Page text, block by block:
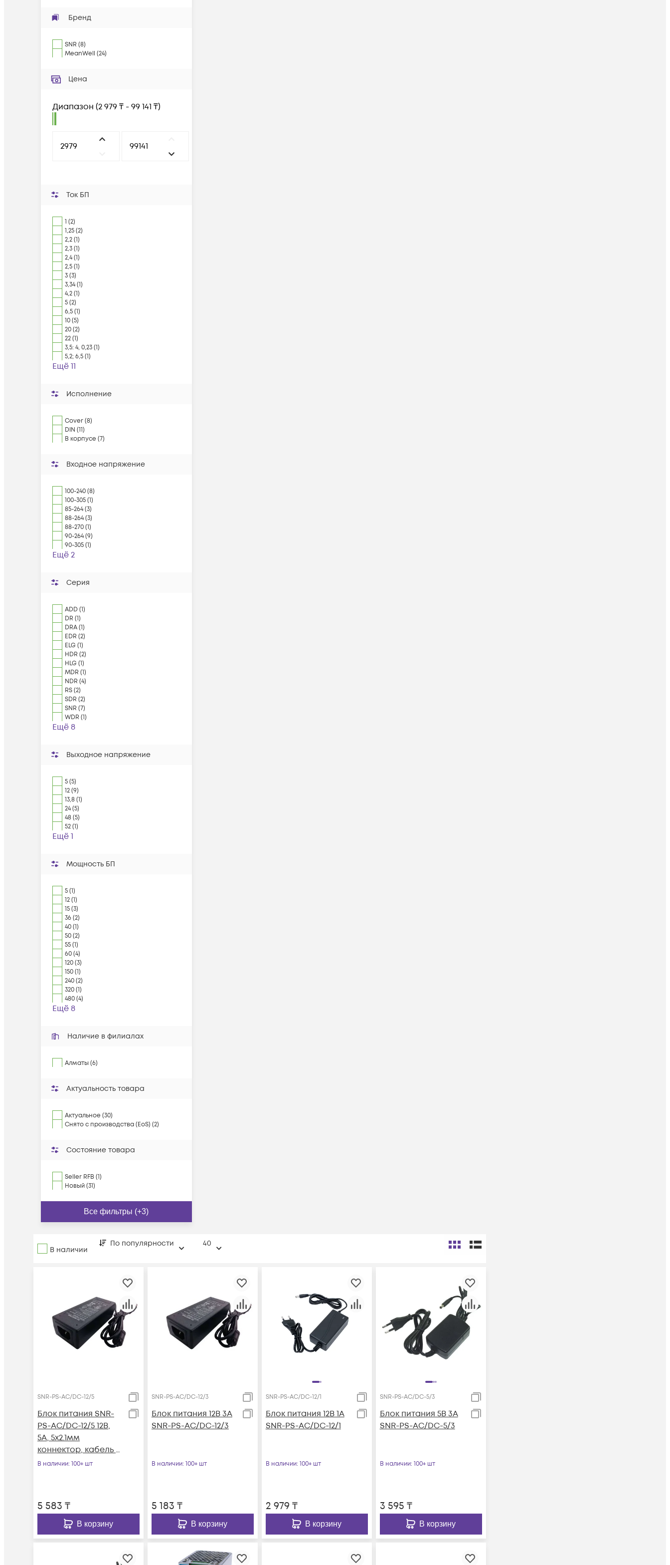
Бренд
SNR (8)
MeanWell (24)
Цена
Диапазон (2 979 ₸ - 99 141 ₸)
Ток БП
1 (2)
1,25 (2)
2,2 (1)
2,3 (1)
2,4 (1)
2,5 (1)
3 (3)
3,34 (1)
4,2 (1)
5 (2)
6,5 (1)
10 (5)
20 (2)
22 (1)
3,5: 4, 0,23 (1)
5,2; 6,5 (1)
Ещё 11
Исполнение
Cover (8)
DIN (11)
В корпусе (7)
Входное напряжение
100-240 (8)
100-305 (1)
85-264 (3)
88-264 (3)
88-270 (1)
90-264 (9)
90-305 (1)
Ещё 2
Серия
ADD (1)
DR (1)
DRA (1)
EDR (2)
ELG (1)
HDR (2)
HLG (1)
MDR (1)
NDR (4)
RS (2)
SDR (2)
SNR (7)
WDR (1)
Ещё 8
Выходное напряжение
5 (5)
12 (9)
13,8 (1)
24 (5)
48 (5)
52 (1)
Ещё 1
Мощность БП
5 (1)
12 (1)
15 (3)
36 (2)
40 (1)
50 (2)
55 (1)
60 (4)
120 (3)
150 (1)
240 (2)
320 (1)
480 (4)
Ещё 8
Наличие в филиалах
Алматы (6)
Актуальность товара
Актуальное (30)
Снято с производства (EoS) (2)
Состояние товара
Seller RFB (1)
Новый (31)
Все фильтры (+3)
В наличии
По популярности 40
SNR-PS-AC/DC-12/5
Блок питания SNR-
PS-AC/DC-12/5 12В,
5А, 5x2.1мм
коннектор, кабель с
вилкой для подкл. к
В наличии: 100+ шт
5 583 ₸
В корзину
SNR-PS-AC/DC-12/3
Блок питания 12В 3А
SNR-PS-AC/DC-12/3
В наличии: 100+ шт
5 183 ₸
В корзину
SNR-PS-AC/DC-12/1
Блок питания 12В 1А
SNR-PS-AC/DC-12/1
В наличии: 100+ шт
2 979 ₸
В корзину
SNR-PS-AC/DC-5/3
Блок питания 5В 3А
SNR-PS-AC/DC-5/3
В наличии: 100+ шт
3 595 ₸
В корзину